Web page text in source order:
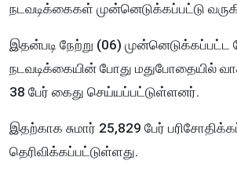
நடவடிக்கைகள் முன்னெடுக்கப்பட்டு
இதன்படி நேற்று (06)
நடவடிக்கையின் போது மதுபோதையில்
38 பேர் கைது செய்யப்பட்டுள்ளனர்.
இதற்காக சுமார் 25,829 பேர்
தெரிவிக்கப்பட்டுள்ளது.